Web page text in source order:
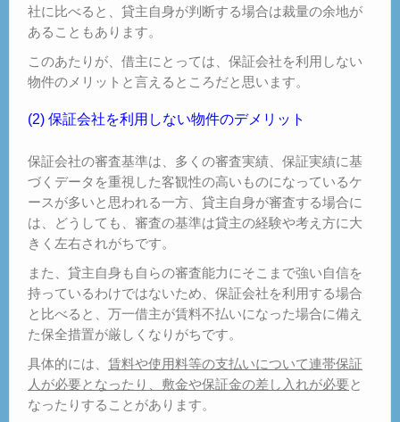
社に比べると、貸主自身が判断する場合は裁量の余地が
あることもあります。
このあたりが、借主にとっては、保証会社を利用しない
物件のメリットと言えるところだと思います。
(2) 保証会社を利用しない物件のデメリット
保証会社の審査基準は、多くの審査実績、保証実績に基
づくデータを重視した客観性の高いものになっているケ
ースが多いと思われる一方、貸主自身が審査する場合に
は、どうしても、審査の基準は貸主の経験や考え方に大
きく左右されがちです。
また、貸主自身も自らの審査能力にそこまで強い自信を
持っているわけではないため、保証会社を利用する場合
と比べると、万一借主が賃料不払いになった場合に備え
た保全措置が厳しくなりがちです。
具体的には、 賃料や使用料等の支払いについて連帯保証
人が必要となったり、敷金や保証金の差し入れが必要と
なったりすることがあります。